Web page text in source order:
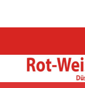
Inhalt